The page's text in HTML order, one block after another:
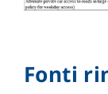
Fonti